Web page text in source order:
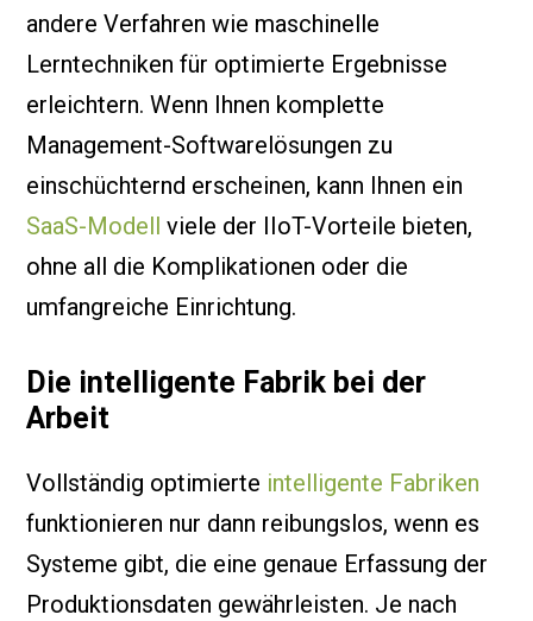
andere Verfahren wie maschinelle
Lerntechniken für optimierte Ergebnisse
erleichtern. Wenn Ihnen komplette
Management-Softwarelösungen zu
einschüchternd erscheinen, kann Ihnen ein
SaaS-Modell viele der IIoT-Vorteile bieten,
ohne all die Komplikationen oder die
umfangreiche Einrichtung.
Die intelligente Fabrik bei der
Arbeit
Vollständig optimierte intelligente Fabriken
funktionieren nur dann reibungslos, wenn es
Systeme gibt, die eine genaue Erfassung der
Produktionsdaten gewährleisten. Je nach